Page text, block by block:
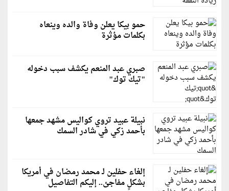
حمو بيكا يعلن وفاة والده وينعاه
بكلمات مؤثرة
صبري عبد المنعم يكشف سبب دخوله
"تيك توك"
نبيلة عبيد تروي كواليس مشهد جمعها
بأحمد زكي في شادر السمك
إلغاء حفلين لـ محمد رمضان في أمريكا
بشكلٍ مفاجئ.. إليكم التفاصيل